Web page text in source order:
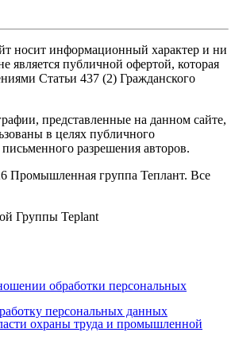
носит информационный характер и ни
является публичной офертой, которая
Статьи 437 (2) Гражданского
представленные на данном сайте,
в целях публичного
разрешения авторов.
Промышленная группа Теплант. Все
Группы Teplant
обработки персональных
персональных данных
охраны труда и промышленной